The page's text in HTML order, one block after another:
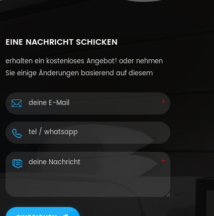
EINE NACHRICHT SCHICKEN
erhalten ein kostenloses Angebot! oder nehmen
Sie einige Änderungen basierend auf diesem
an.